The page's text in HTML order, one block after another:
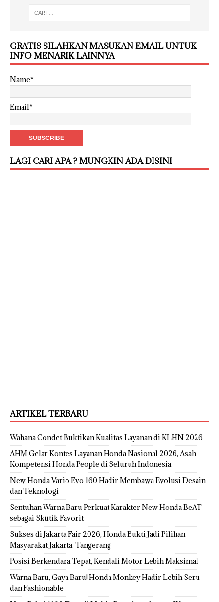
GRATIS SILAHKAN MASUKAN EMAIL UNTUK
INFO MENARIK LAINNYA
Name*
Email*
LAGI CARI APA ? MUNGKIN ADA DISINI
ARTIKEL TERBARU
Wahana Condet Buktikan Kualitas Layanan di KLHN 2026
AHM Gelar Kontes Layanan Honda Nasional 2026, Asah
Kompetensi Honda People di Seluruh Indonesia
New Honda Vario Evo 160 Hadir Membawa Evolusi Desain
dan Teknologi
Sentuhan Warna Baru Perkuat Karakter New Honda BeAT
sebagai Skutik Favorit
Sukses di Jakarta Fair 2026, Honda Bukti Jadi Pilihan
Masyarakat Jakarta-Tangerang
Posisi Berkendara Tepat, Kendali Motor Lebih Maksimal
Warna Baru, Gaya Baru! Honda Monkey Hadir Lebih Seru
dan Fashionable